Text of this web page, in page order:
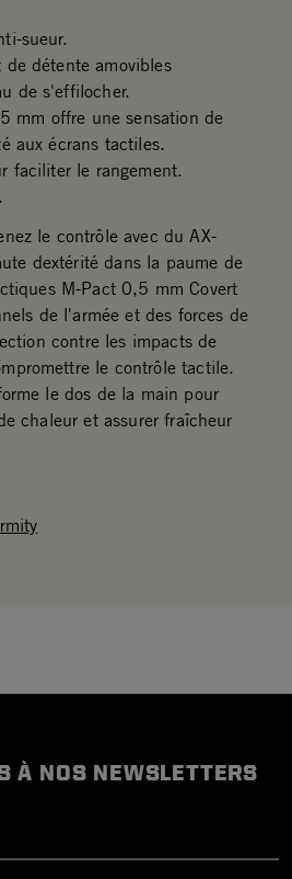
sueur.
détente amovibles
de s'effilocher.
mm offre une sensation de
aux écrans tactiles.
faciliter le rangement.
le contrôle avec du AX-
dextérité dans la paume de
M-Pact 0,5 mm Covert
de l'armée et des forces de
contre les impacts de
le contrôle tactile.
le dos de la main pour
chaleur et assurer fraîcheur
À NOS NEWSLETTERS